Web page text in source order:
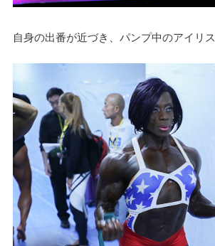
自身の出番が近づき、パンプ中のアイリス